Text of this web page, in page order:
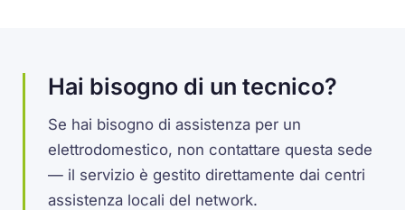
Hai bisogno di un tecnico?
Se hai bisogno di assistenza per un
elettrodomestico, non contattare questa sede
— il servizio è gestito direttamente dai centri
assistenza locali del network.